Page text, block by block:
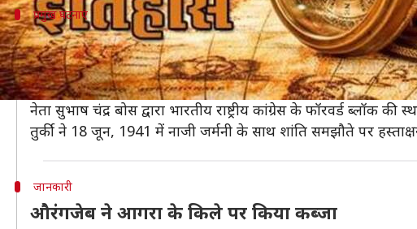
प्रमुख घटनाएं
कुछ प्रमुख घटनाएं
महाराणा प्रताप और मुगल साम्राज्य के शासक अकबर के बीच 18 जून,
वाटरलू में ब्रिटेन से हारने के बाद नेपोलियन से 18 जून, 1815 को फ्रांस
नेता सुभाष चंद्र बोस द्वारा भारतीय राष्ट्रीय कांग्रेस के फॉरवर्ड ब्लॉक
तुर्की ने 18 जून, 1941 में नाजी जर्मनी के साथ शांति समझौते पर
जानकारी
औरंगजेब ने आगरा के किले पर किया कब्जा